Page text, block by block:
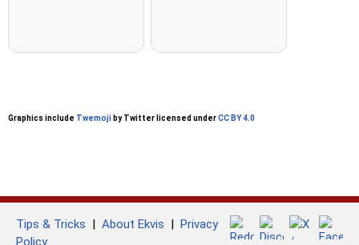
Graphics include Twemoji by Twitter licensed underCC BY 4.0
Tips & Tricks | About Ekvis | Privacy
Policy